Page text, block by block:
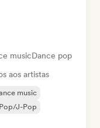
musicDance pop
aos artistas
music
J-Pop